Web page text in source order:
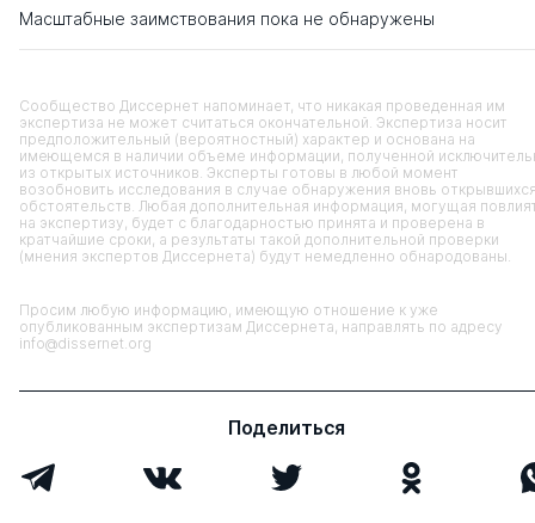
Масштабные заимствования пока не обнаружены
Сообщество Диссернет напоминает, что никакая проведенная им
экспертиза не может считаться окончательной. Экспертиза носит
предположительный (вероятностный) характер и основана на
имеющемся в наличии объеме информации, полученной
из открытых источников. Эксперты готовы в любой момент
возобновить исследования в случае обнаружения вновь
обстоятельств. Любая дополнительная информация, могущая
на экспертизу, будет с благодарностью принята и проверена в
кратчайшие сроки, а результаты такой дополнительной проверки
(мнения экспертов Диссернета) будут немедленно обнародованы.
Просим любую информацию, имеющую отношение к уже
опубликованным экспертизам Диссернета, направлять по адресу
info@dissernet.org
Поделиться